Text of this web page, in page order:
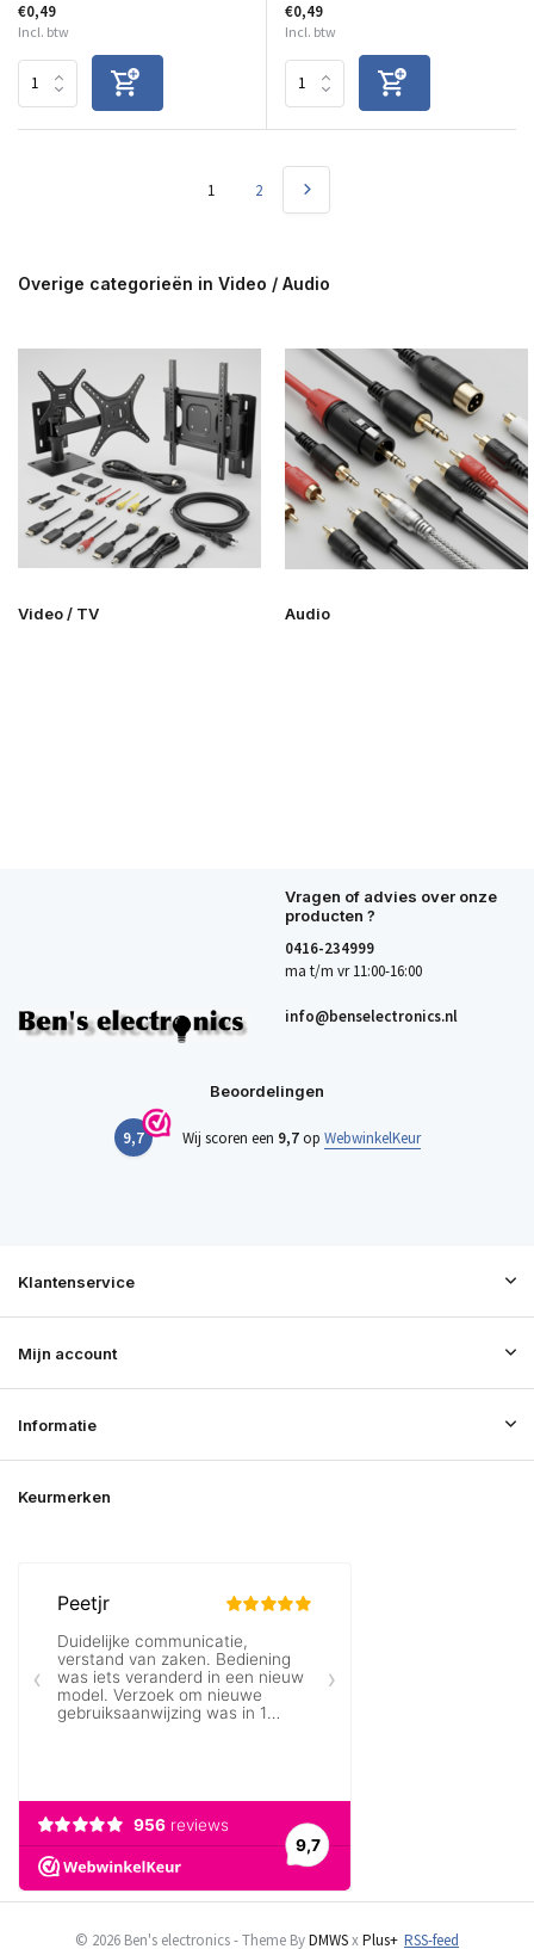
€0,49
Incl. btw
€0,49
Incl. btw
1 2
Overige categorieën in Video / Audio
Video / TV Audio
Vragen of advies over onze
producten ?
0416-234999
ma t/m vr 11:00-16:00
info@benselectronics.nl
Beoordelingen
9,7 Wij scoren een 9,7op WebwinkelKeur
Klantenservice
Mijn account
Informatie
Keurmerken
© 2026 Ben's electronics - Theme ByDMWSxPlus+ RSS-feed